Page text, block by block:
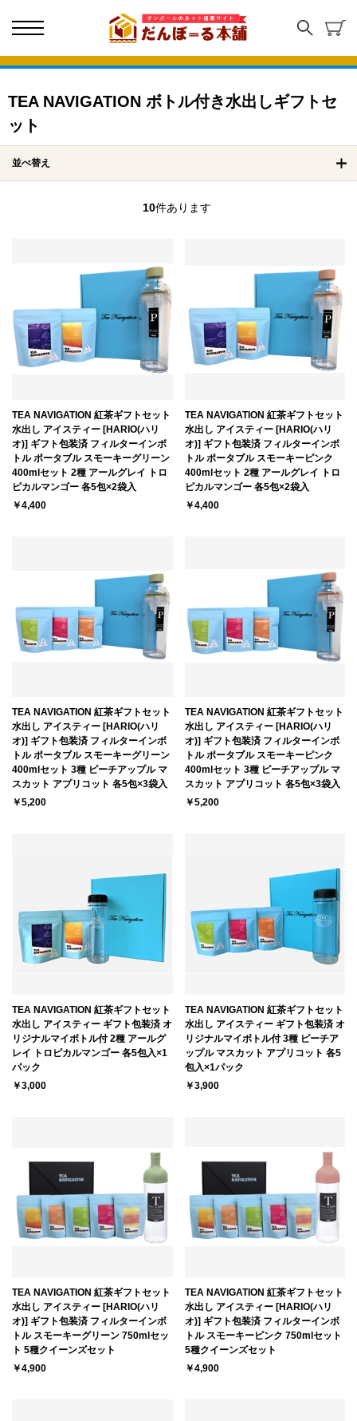
TEA NAVIGATION ボトル付き水出しギフトセ
ット
並べ替え
10件あります
TEA NAVIGATION 紅茶ギフトセット
水出し アイスティー [HARIO(ハリ
オ)] ギフト包装済 フィルターインボ
トル ポータブル スモーキーグリーン
400mlセット 2種 アールグレイ トロ
ピカルマンゴー 各5包×2袋入
￥4,400
TEA NAVIGATION 紅茶ギフトセット
水出し アイスティー [HARIO(ハリ
オ)] ギフト包装済 フィルターインボ
トル ポータブル スモーキーピンク
400mlセット 2種 アールグレイ トロ
ピカルマンゴー 各5包×2袋入
￥4,400
TEA NAVIGATION 紅茶ギフトセット
水出し アイスティー [HARIO(ハリ
オ)] ギフト包装済 フィルターインボ
トル ポータブル スモーキーグリーン
400mlセット 3種 ピーチアップル マ
スカット アプリコット 各5包×3袋入
￥5,200
TEA NAVIGATION 紅茶ギフトセット
水出し アイスティー [HARIO(ハリ
オ)] ギフト包装済 フィルターインボ
トル ポータブル スモーキーピンク
400mlセット 3種 ピーチアップル マ
スカット アプリコット 各5包×3袋入
￥5,200
TEA NAVIGATION 紅茶ギフトセット
水出し アイスティー ギフト包装済 オ
リジナルマイボトル付 2種 アールグ
レイ トロピカルマンゴー 各5包入×1
パック
￥3,000
TEA NAVIGATION 紅茶ギフトセット
水出し アイスティー ギフト包装済 オ
リジナルマイボトル付 3種 ピーチア
ップル マスカット アプリコット 各5
包入×1パック
￥3,900
TEA NAVIGATION 紅茶ギフトセット
水出し アイスティー [HARIO(ハリ
オ)] ギフト包装済 フィルターインボ
トル スモーキーグリーン 750mlセッ
ト 5種クイーンズセット
￥4,900
TEA NAVIGATION 紅茶ギフトセット
水出し アイスティー [HARIO(ハリ
オ)] ギフト包装済 フィルターインボ
トル スモーキーピンク 750mlセット
5種クイーンズセット
￥4,900